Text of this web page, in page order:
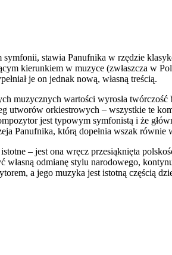
stawia Panufnika w rzędzie
kierunkiem w muzyce (zwłaszcza w
je on jednak nową, własną treścią.
muzycznych wartości wyrosła
utworów orkiestrowych – wszystkie te
jest typowym symfonistą i że
Panufnika, którą dopełnia wszak równie
– jest ona wręcz przesiąknięta
odmianę stylu narodowego,
a jego muzyka jest istotną częścią